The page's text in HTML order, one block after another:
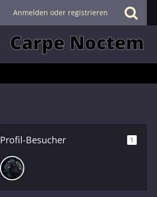
Anmelden oder registrieren
Profil-Besucher 1